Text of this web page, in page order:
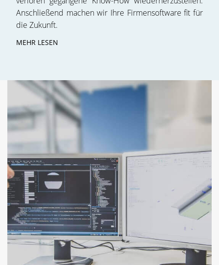
Anschließend machen wir Ihre Firmensoftware fit für
die Zukunft.
MEHR LESEN